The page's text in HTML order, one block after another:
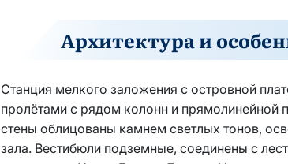
Архитектура и
Станция мелкого заложения с островной
пролётами с рядом колонн и прямолинейной
стены облицованы камнем светлых тонов,
зала. Вестибюли подземные, соединены с